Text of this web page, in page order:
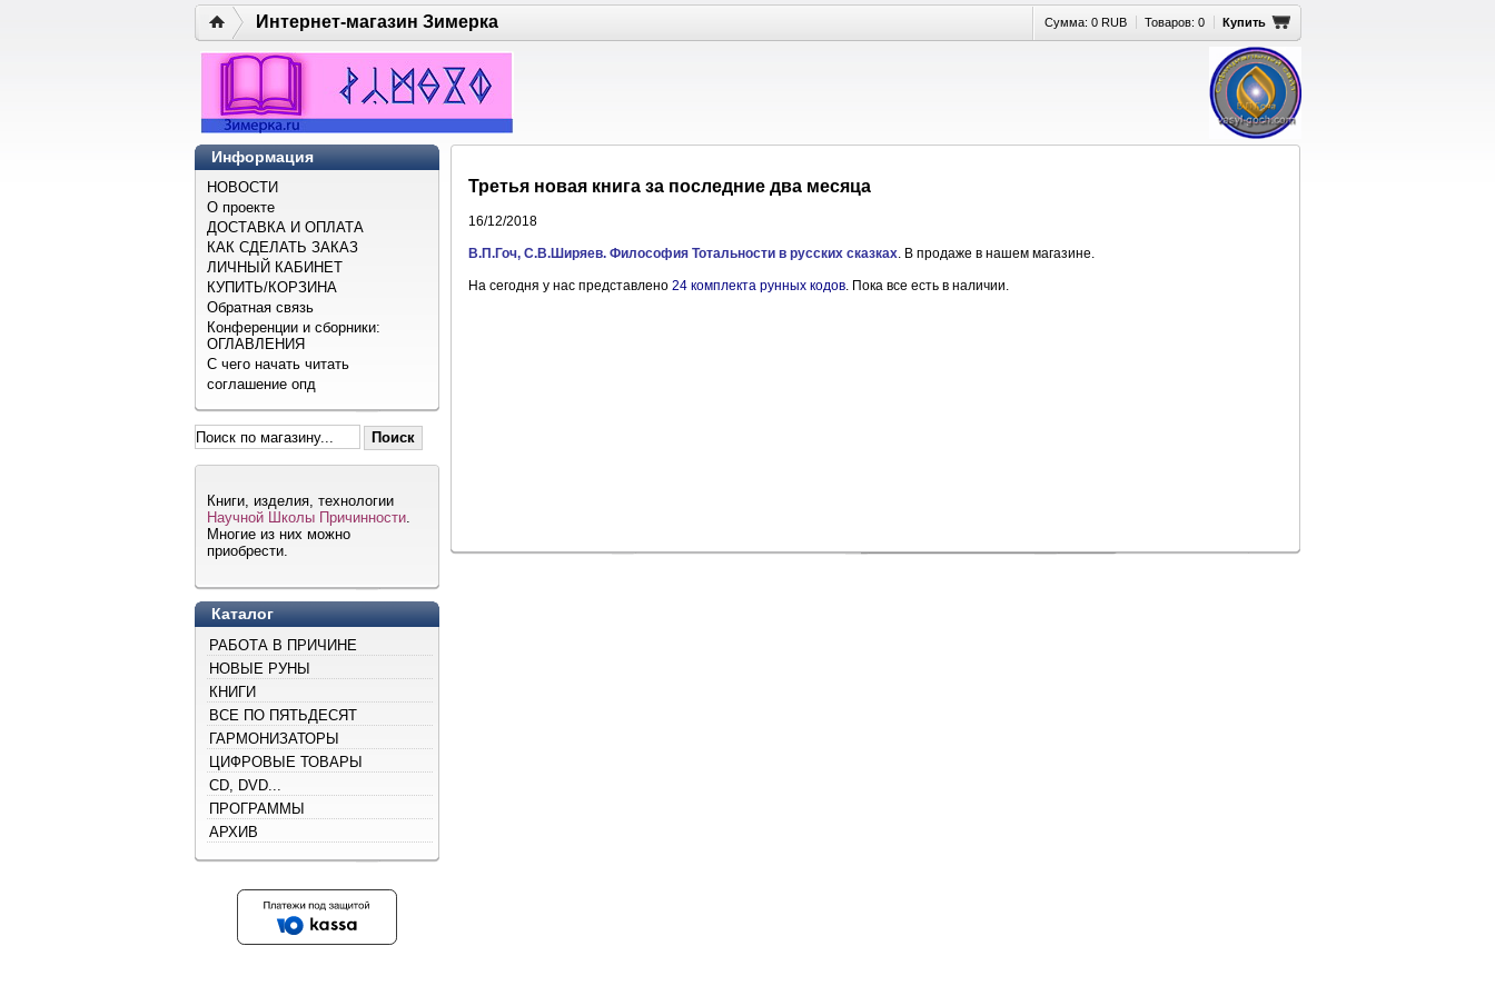
Интернет-магазин Зимерка Сумма: 0 RUB Товаров: 0 Купить
Информация
НОВОСТИ
О проекте
ДОСТАВКА И ОПЛАТА
КАК СДЕЛАТЬ ЗАКАЗ
ЛИЧНЫЙ КАБИНЕТ
КУПИТЬ/КОРЗИНА
Обратная связь
Конференции и сборники:
ОГЛАВЛЕНИЯ
С чего начать читать
соглашение опд
Книги, изделия, технологии
Научной Школы Причинности.
Многие из них можно
приобрести.
Каталог
РАБОТА В ПРИЧИНЕ
НОВЫЕ РУНЫ
КНИГИ
ВСЕ ПО ПЯТЬДЕСЯТ
ГАРМОНИЗАТОРЫ
ЦИФРОВЫЕ ТОВАРЫ
CD, DVD...
ПРОГРАММЫ
АРХИВ
Третья новая книга за последние два месяца
16/12/2018
В.П.Гоч, С.В.Ширяев. Философия Тотальности в русских сказках. В продаже в нашем магазине.
На сегодня у нас представлено 24 комплекта рунных кодов. Пока все есть в наличии.